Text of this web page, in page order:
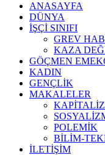
ANASAYFA
DÜNYA
İŞÇİ SINIFI
GREV
KAZA
GÖÇMEN
KADIN
GENÇLİK
MAKALELER
POLEMİK
BİLİM-
ILETIŞIM